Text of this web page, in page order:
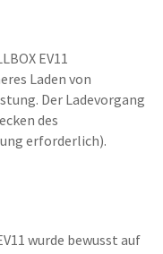
EV11
Laden von
Der Ladevorgang
des
erforderlich).
wurde bewusst auf